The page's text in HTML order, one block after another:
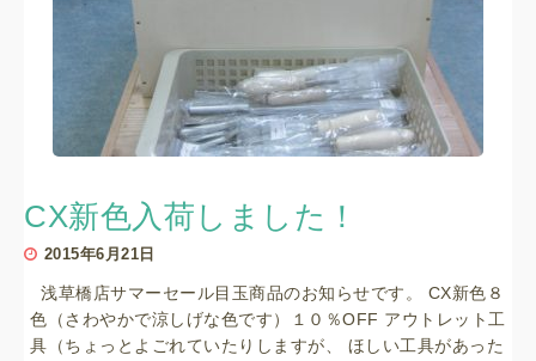
CX新色入荷しました！
2015年6月21日
浅草橋店サマーセール目玉商品のお知らせです。 CX新色８
色（さわやかで涼しげな色です）１０％OFF アウトレット工
具（ちょっとよごれていたりしますが、 ほしい工具があった